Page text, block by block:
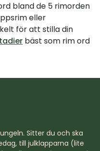
bland de 5 rimorden
eller
för att stilla din
bäst som rim ord
Sitter du och ska
till julklapparna (lite